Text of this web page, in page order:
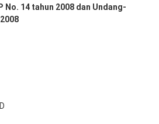
No. 14 tahun 2008 dan Undang-